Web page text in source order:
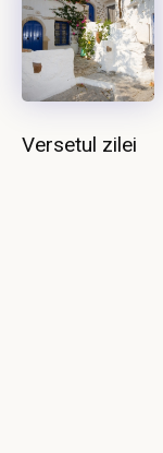
Versetul zilei